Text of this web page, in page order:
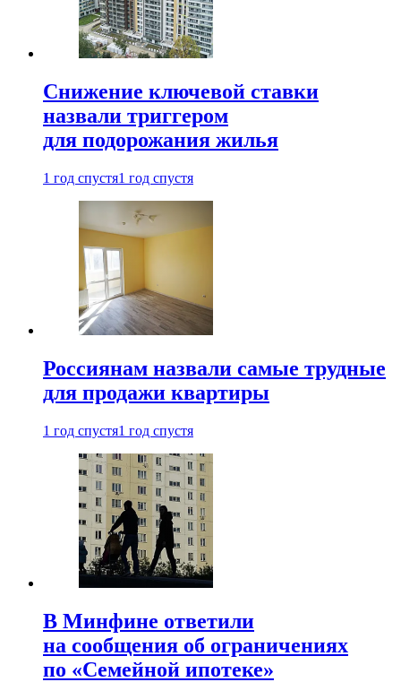
Снижение ключевой ставки
назвали триггером
для подорожания жилья
1 год спустя1 год спустя
Россиянам назвали самые трудные
для продажи квартиры
1 год спустя1 год спустя
В Минфине ответили
на сообщения об ограничениях
по «Семейной ипотеке»